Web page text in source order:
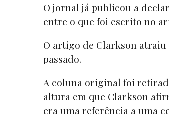
O jornal já publicou a
entre o que foi escrito no
O artigo de Clarkson atraiu
passado.
A coluna original foi
altura em que Clarkson
era uma referência a uma